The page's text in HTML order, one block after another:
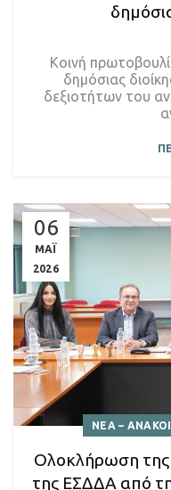
Κοινή
δημόσιας
δεξιοτήτων του
06
ΜΑΪ
2026
ΝΕΑ –
Ολοκλήρωση της
της ΕΣΔΔΑ από